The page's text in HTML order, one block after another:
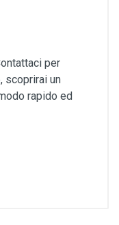
per
scoprirai un
rapido ed